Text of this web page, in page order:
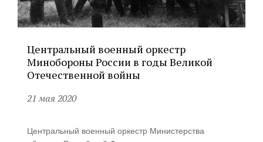
Центральный военный оркестр
Минобороны России в годы Великой
Отечественной войны
21 мая 2020
Центральный военный оркестр Министерства